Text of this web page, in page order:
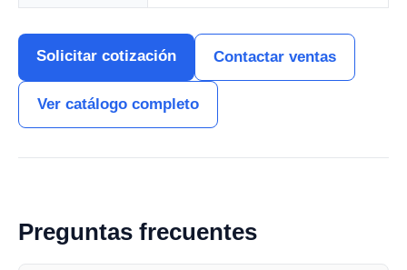
Solicitar cotización Contactar ventas
Ver catálogo completo
Preguntas frecuentes